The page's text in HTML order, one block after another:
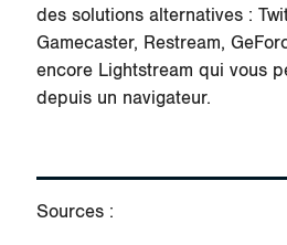
des solutions alternatives :
Gamecaster, Restream,
encore Lightstream qui vous
depuis un navigateur.
Sources :